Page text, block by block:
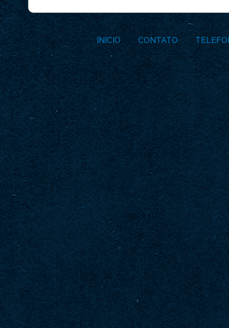
INICIO CONTATO